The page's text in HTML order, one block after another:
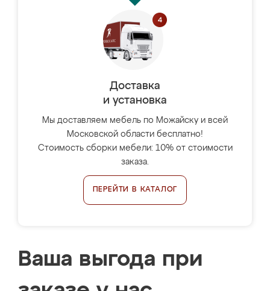
Доставка
и установка
Мы доставляем мебель по Можайску и всей
Московской области бесплатно!
Стоимость сборки мебели: 10% от стоимости
заказа.
ПЕРЕЙТИ В КАТАЛОГ
Ваша выгода при